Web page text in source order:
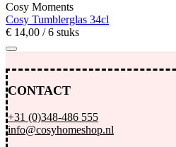
Cosy Moments
Cosy Tumblerglas 34cl
€ 14,00 / 6 stuks
CONTACT
+31 (0)348-486 555
info@cosyhomeshop.nl